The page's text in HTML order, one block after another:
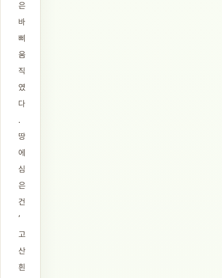
은
바
삐
움
직
였
다
.
땅
에
심
은
건
‘
고
산
흰